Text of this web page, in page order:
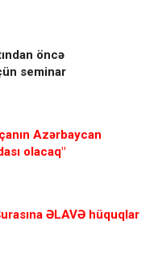
öncə
seminar
Azərbaycan
olacaq"
ƏLAVƏ hüquqlar